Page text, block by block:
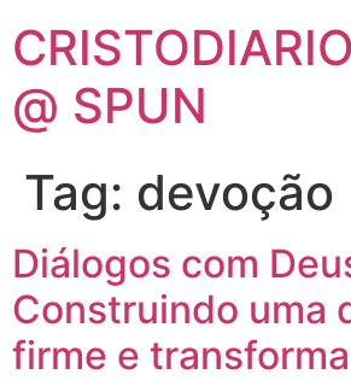
@ SPUN
Tag: devoção
Diálogos com
Construindo uma
firme e